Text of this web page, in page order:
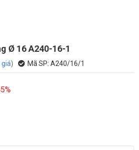
Ø 16 A240-16-1
) Mã SP: A240/16/1